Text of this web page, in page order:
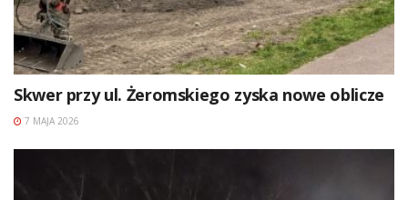
Skwer przy ul. Żeromskiego zyska nowe oblicze
7 MAJA 2026